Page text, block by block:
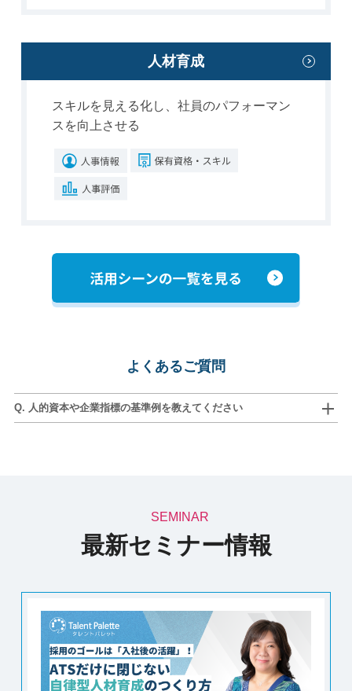
人材育成
スキルを見える化し、社員のパフォーマン
スを向上させる
よくあるご質問
Q. 人的資本や企業指標の基準例を教えてください
最新セミナー情報
SEMINAR